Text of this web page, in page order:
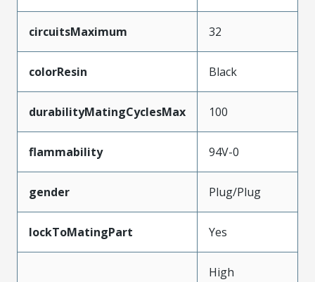
circuitsMaximum 32
colorResin Black
durabilityMatingCyclesMax 100
flammability 94V-0
gender Plug/Plug
lockToMatingPart Yes
High